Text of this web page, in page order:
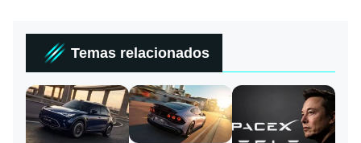
Temas relacionados